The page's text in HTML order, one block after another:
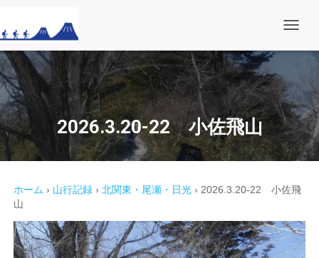
シ
ョ
ン
を
切
り
替
2026.3.20-22 小佐飛山
ホーム › 山行記録 › 北関東・尾瀬・日光 › 2026.3.20-22 小佐飛
山